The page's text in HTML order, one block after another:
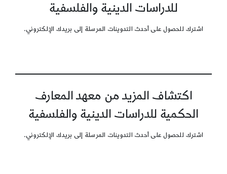
للدراسات الدينية والفلسفية
اشترك للحصول على أحدث التدوينات المرسلة إلى بريدك الإلكتروني.
اكتشاف المزيد من معهد المعارف
الحكمية للدراسات الدينية والفلسفية
اشترك للحصول على أحدث التدوينات المرسلة إلى بريدك الإلكتروني.